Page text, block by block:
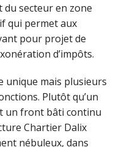
du secteur en zone
qui permet aux
pour projet de
d’impôts.
unique mais plusieurs
Plutôt qu’un
un front bâti continu
Chartier Dalix
nébuleux, dans